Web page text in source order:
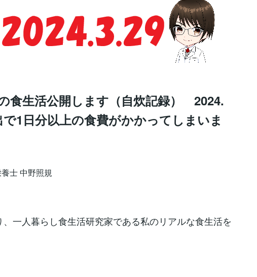
食生活公開します（自炊記録） 2024.
1日分以上の食費がかかってしまいま
士 中野照規
一人暮らし食生活研究家である私のリアルな食生活を